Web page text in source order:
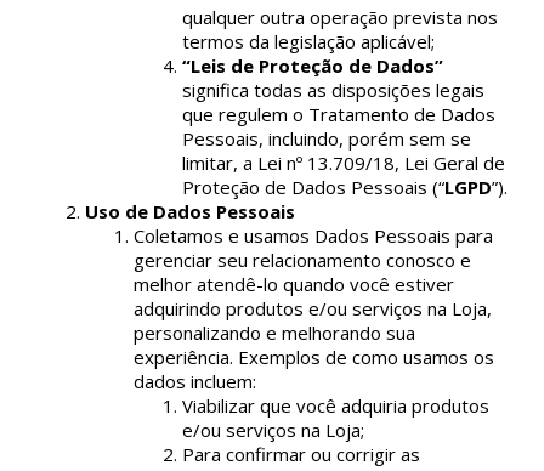
qualquer outra operação prevista nos
termos da legislação aplicável;
“Leis de Proteção de Dados”
significa todas as disposições legais
que regulem o Tratamento de Dados
Pessoais, incluindo, porém sem se
limitar, a Lei nº 13.709/18, Lei Geral de
Proteção de Dados Pessoais (“LGPD”).
Uso de Dados Pessoais
Coletamos e usamos Dados Pessoais para
gerenciar seu relacionamento conosco e
melhor atendê-lo quando você estiver
adquirindo produtos e/ou serviços na Loja,
personalizando e melhorando sua
experiência. Exemplos de como usamos os
dados incluem:
Viabilizar que você adquiria produtos
e/ou serviços na Loja;
Para confirmar ou corrigir as